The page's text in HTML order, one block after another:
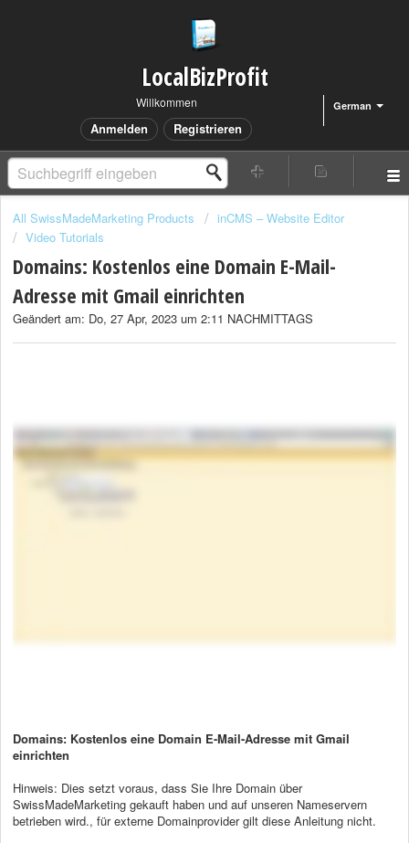
LocalBizProfit
German
Willkommen
Anmelden Registrieren
All SwissMadeMarketing Products
inCMS – Website Editor
Video Tutorials
Domains: Kostenlos eine Domain E-Mail-
Adresse mit Gmail einrichten
Geändert am: Do, 27 Apr, 2023 um 2:11 NACHMITTAGS
Domains: Kostenlos eine Domain E-Mail-Adresse mit Gmail
einrichten
Hinweis: Dies setzt voraus, dass Sie Ihre Domain über
SwissMadeMarketing gekauft haben und auf unseren Nameservern
betrieben wird., für externe Domainprovider gilt diese Anleitung nicht.